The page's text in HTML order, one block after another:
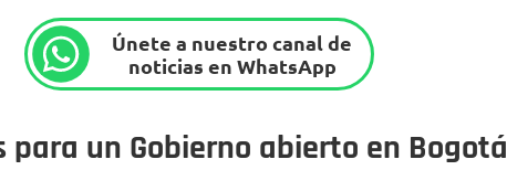
Únete a nuestro canal de
noticias en WhatsApp
para un Gobierno abierto en Bogotá